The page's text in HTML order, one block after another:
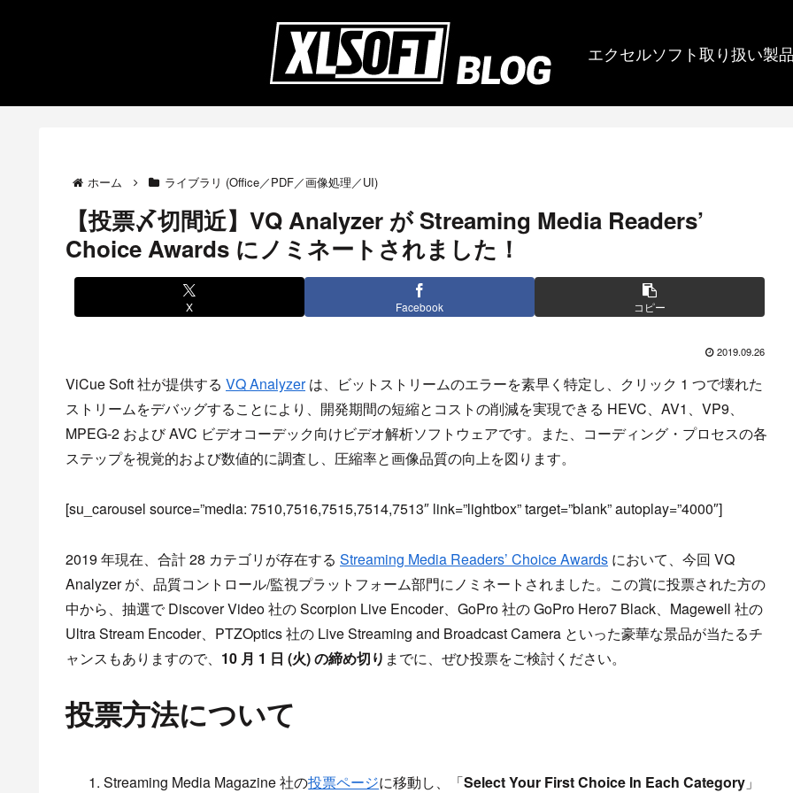
エクセルソフト取り扱い製
ホーム ライブラリ (Office／PDF／画像処理／UI)
【投票〆切間近】VQ Analyzer が Streaming Media Readers’
Choice Awards にノミネートされました！
X Facebook コピー
2019.09.26
ViCue Soft 社が提供する VQ Analyzerは、ビットストリームのエラーを素早く特定し、クリック 1 つで壊れた
ストリームをデバッグすることにより、開発期間の短縮とコストの削減を実現できる HEVC、AV1、VP9、
MPEG-2 および AVC ビデオコーデック向けビデオ解析ソフトウェアです。また、コーディング・プロセスの各
ステップを視覚的および数値的に調査し、圧縮率と画像品質の向上を図ります。
[su_carousel source=”media: 7510,7516,7515,7514,7513″ link=”lightbox” target=”blank” autoplay=”4000″]
2019 年現在、合計 28 カテゴリが存在する Streaming Media Readers’ Choice Awards において、今回 VQ
Analyzer が、品質コントロール/監視プラットフォーム部門にノミネートされました。この賞に投票された方の
中から、抽選で Discover Video 社の Scorpion Live Encoder、GoPro 社の GoPro Hero7 Black、Magewell 社の
Ultra Stream Encoder、PTZOptics 社の Live Streaming and Broadcast Camera といった豪華な景品が当たるチ
ャンスもありますので、 10 月 1 日 (火) の締め切り までに、ぜひ投票をご検討ください。
投票方法について
Streaming Media Magazine 社の投票ページに移動し、「Select Your First Choice In Each Category 」